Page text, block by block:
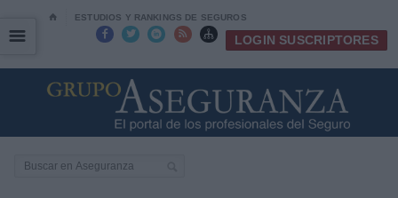
⌂ ESTUDIOS Y RANKINGS DE SEGUROS
     LOGIN SUSCRIPTORES
☰
☰